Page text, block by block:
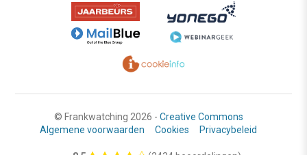
© Frankwatching 2026 - Creative Commons
Algemene voorwaarden
Cookies Privacybeleid